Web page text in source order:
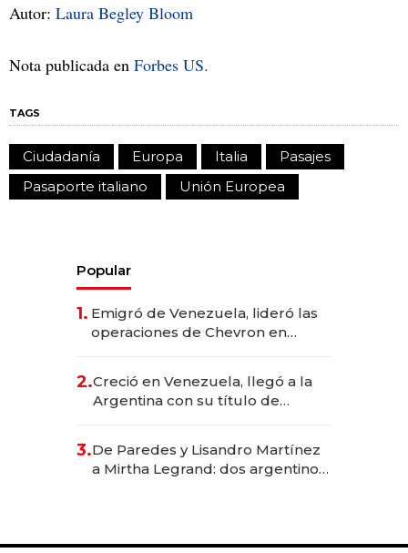
Autor: Laura Begley Bloom
Nota publicada en Forbes US.
TAGS
Ciudadanía Europa Italia
Pasajes
Pasaporte italiano
Unión Europea
Popular
1. Emigró de Venezuela, lideró las
operaciones de Chevron en
2.Creció en Venezuela, llegó a la
Argentina con su título de
las marcas "fast premium"
3.De Paredes y Lisandro Martínez
a Mirtha Legrand: dos argentinos